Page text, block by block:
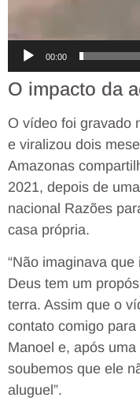
00:00
O impacto da
O vídeo foi gravado
e viralizou dois
Amazonas
2021, depois de
nacional Razões
casa própria.
“Não imaginava
Deus tem um
terra. Assim que o
contato comigo
Manoel e, após
soubemos que ele
aluguel”.